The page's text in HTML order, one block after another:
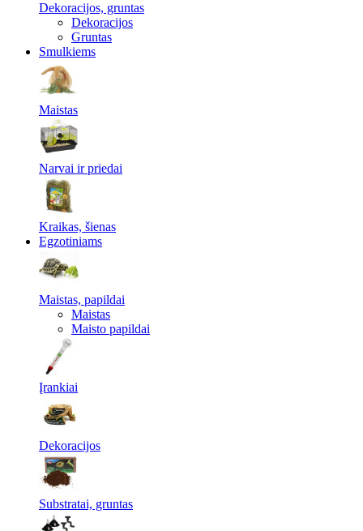
Dekoracijos, gruntas
Dekoracijos
Gruntas
Smulkiems
Maistas
Narvai ir priedai
Kraikas, šienas
Egzotiniams
Maistas, papildai
Maistas
Maisto papildai
Įrankiai
Dekoracijos
Substratai, gruntas